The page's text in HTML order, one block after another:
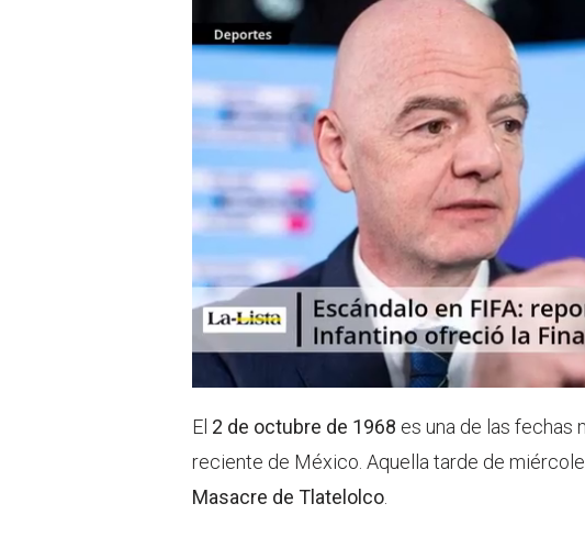
p
El 2 de octubre de 1968 es una de las fechas
reciente de México. Aquella tarde de
Masacre de Tlatelolco